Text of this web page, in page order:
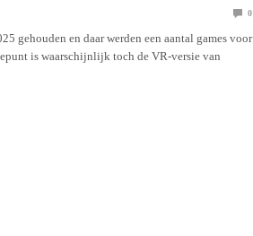
0
gehouden en daar werden een aantal games voor
is waarschijnlijk toch de VR-versie van